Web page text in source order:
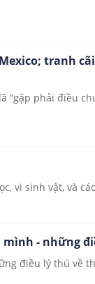
tranh
phải điều
vi sinh vật, và
mình - những
điều lý thú về